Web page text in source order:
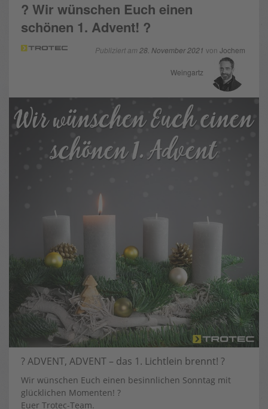
? Wir wünschen Euch einen
schönen 1. Advent! ?
Publiziert am 28. November 2021 von Jochem
Weingartz
? ADVENT, ADVENT – das 1. Lichtlein brennt! ?
Wir wünschen Euch einen besinnlichen Sonntag mit
glücklichen Momenten! ?
Euer Trotec-Team.